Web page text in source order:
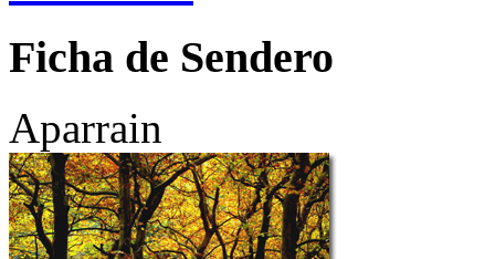
Ficha de Sendero
Aparrain